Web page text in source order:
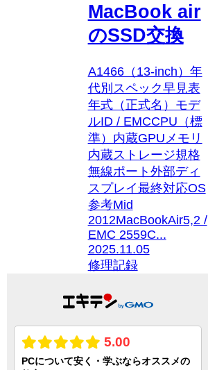
MacBook air
のSSD交換
A1466（13-inch）年
代別スペック早見表
年式（正式名）モデ
ルID / EMCCPU（標
準）内蔵GPUメモリ
内蔵ストレージ規格
無線ポート外部ディ
スプレイ最終対応OS
参考Mid
2012MacBookAir5,2 /
EMC 2559C...
2025.11.05
修理記録